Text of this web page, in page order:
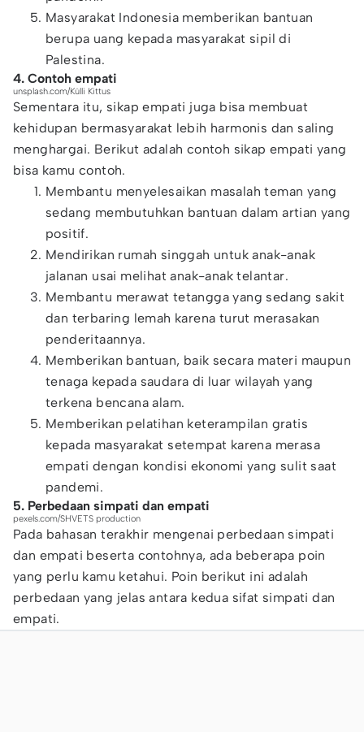
Masyarakat Indonesia memberikan bantuan
berupa uang kepada masyarakat sipil di
Palestina.
4. Contoh empati
unsplash.com/Külli Kittus
Sementara itu, sikap empati juga bisa membuat
kehidupan bermasyarakat lebih harmonis dan saling
menghargai. Berikut adalah contoh sikap empati yang
bisa kamu contoh.
Membantu menyelesaikan masalah teman yang
sedang membutuhkan bantuan dalam artian yang
positif.
Mendirikan rumah singgah untuk anak-anak
jalanan usai melihat anak-anak telantar.
Membantu merawat tetangga yang sedang sakit
dan terbaring lemah karena turut merasakan
penderitaannya.
Memberikan bantuan, baik secara materi maupun
tenaga kepada saudara di luar wilayah yang
terkena bencana alam.
Memberikan pelatihan keterampilan gratis
kepada masyarakat setempat karena merasa
empati dengan kondisi ekonomi yang sulit saat
pandemi.
5. Perbedaan simpati dan empati
pexels.com/SHVETS production
Pada bahasan terakhir mengenai perbedaan simpati
dan empati beserta contohnya, ada beberapa poin
yang perlu kamu ketahui. Poin berikut ini adalah
perbedaan yang jelas antara kedua sifat simpati dan
empati.